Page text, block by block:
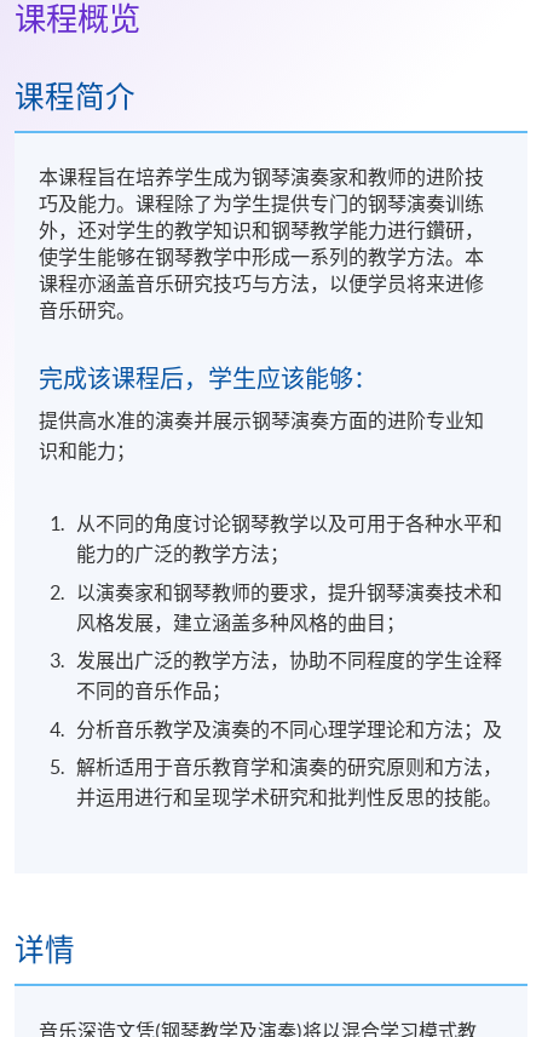
课程概览
课程简介
本课程旨在培养学生成为钢琴演奏家和教师的进阶技
巧及能力。课程除了为学生提供专门的钢琴演奏训练
外，还对学生的教学知识和钢琴教学能力进行鑽研，
使学生能够在钢琴教学中形成一系列的教学方法。本
课程亦涵盖音乐研究技巧与方法，以便学员将来进修
音乐研究。
完成该课程后，学生应该能够：
提供高水准的演奏并展示钢琴演奏方面的进阶专业知
识和能力；
从不同的角度讨论钢琴教学以及可用于各种水平和
能力的广泛的教学方法；
以演奏家和钢琴教师的要求，提升钢琴演奏技术和
风格发展，建立涵盖多种风格的曲目；
发展出广泛的教学方法，协助不同程度的学生诠释
不同的音乐作品；
分析音乐教学及演奏的不同心理学理论和方法；及
解析适用于音乐教育学和演奏的研究原则和方法，
并运用进行和呈现学术研究和批判性反思的技能。
详情
音乐深造文凭(钢琴教学及演奏)将以混合学习模式教